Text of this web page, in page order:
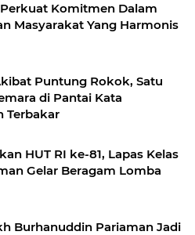
Komitmen Dalam
Masyarakat Yang Harmonis
Puntung Rokok, Satu
di Pantai Kata
Terbakar
HUT RI ke-81, Lapas Kelas
Gelar Beragam Lomba
Burhanuddin Pariaman Jadi